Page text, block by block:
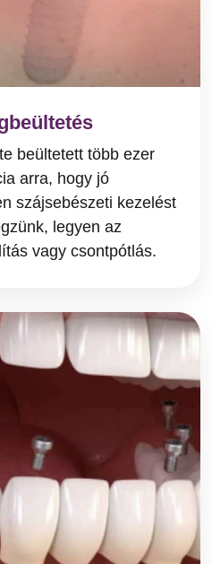
beültetett több ezer
arra, hogy jó
szájsebészeti kezelést
legyen az
vagy csontpótlás.